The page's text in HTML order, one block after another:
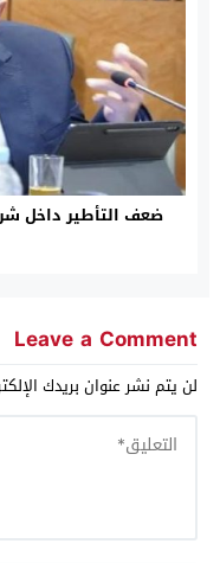
ضعف التأطير داخل
Leave a Comment
لن يتم نشر عنوان بريدك